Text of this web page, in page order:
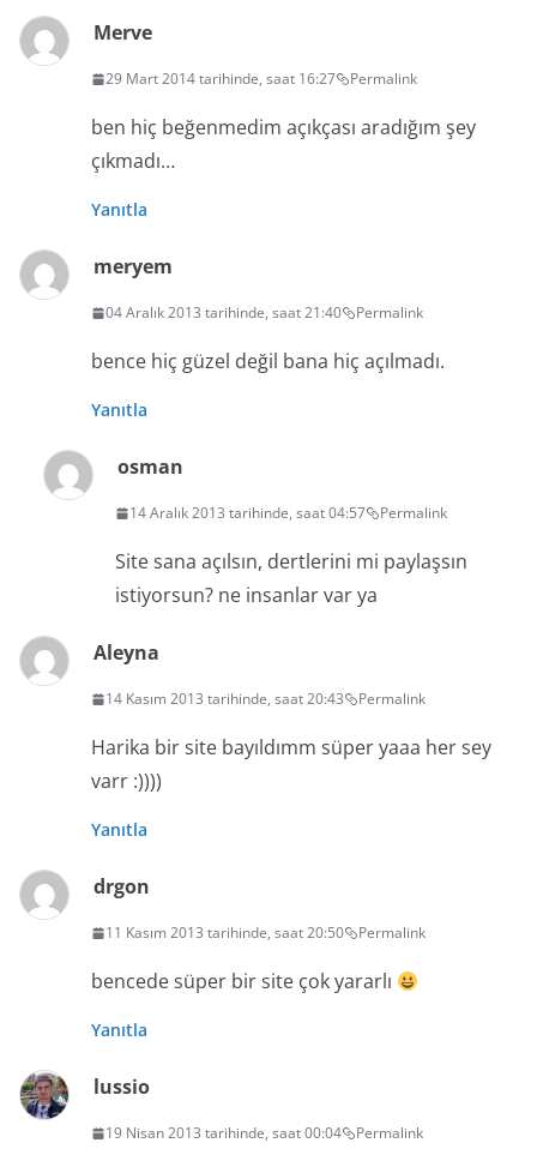
Merve
29 Mart 2014 tarihinde, saat 16:27 Permalink
ben hiç beğenmedim açıkçası aradığım şey
çıkmadı…
Yanıtla
meryem
04 Aralık 2013 tarihinde, saat 21:40 Permalink
bence hiç güzel değil bana hiç açılmadı.
Yanıtla
osman
14 Aralık 2013 tarihinde, saat 04:57 Permalink
Site sana açılsın, dertlerini mi paylaşsın
istiyorsun? ne insanlar var ya
Aleyna
14 Kasım 2013 tarihinde, saat 20:43 Permalink
Harika bir site bayıldımm süper yaaa her sey
varr :))))
Yanıtla
drgon
11 Kasım 2013 tarihinde, saat 20:50 Permalink
bencede süper bir site çok yararlı
Yanıtla
lussio
19 Nisan 2013 tarihinde, saat 00:04 Permalink